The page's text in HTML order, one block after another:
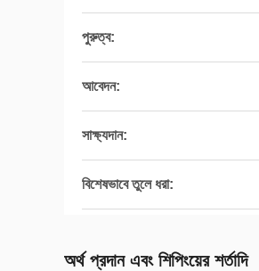
পুরুত্ব:
আবেদন:
সাক্ষ্যদান:
বিশেষভাবে তুলে ধরা:
অর্থ প্রদান এবং শিপিংয়ের শর্তাদি